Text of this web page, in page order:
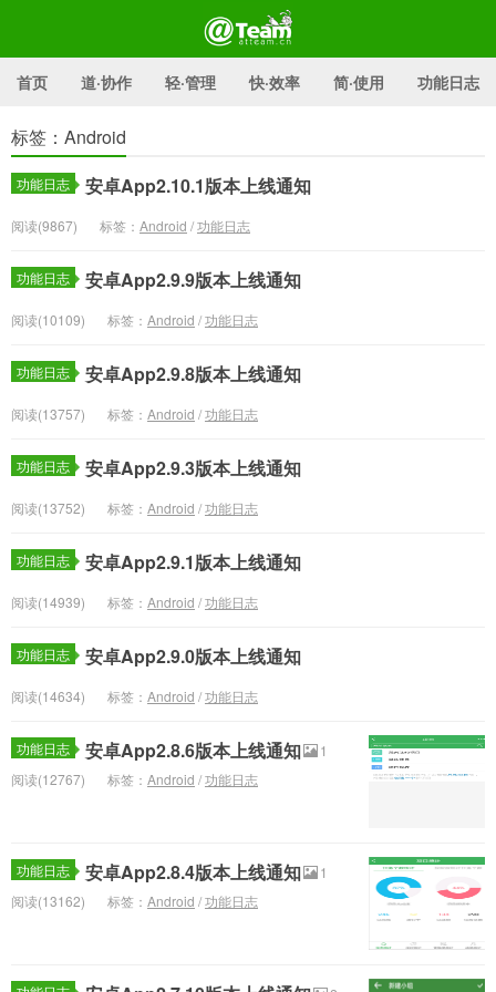
首页 道·协作 轻·管理 快·效率 简·使用 功能日志
标签：Android
功能日志 安卓App2.10.1版本上线通知
阅读(9867) 标签： Android /功能日志
功能日志 安卓App2.9.9版本上线通知
阅读(10109) 标签： Android /功能日志
功能日志 安卓App2.9.8版本上线通知
阅读(13757) 标签： Android /功能日志
功能日志 安卓App2.9.3版本上线通知
阅读(13752) 标签： Android /功能日志
功能日志 安卓App2.9.1版本上线通知
阅读(14939) 标签： Android /功能日志
功能日志 安卓App2.9.0版本上线通知
阅读(14634) 标签： Android /功能日志
功能日志 安卓App2.8.6版本上线通知
1
阅读(12767)
标签： Android /功能日志
功能日志 安卓App2.8.4版本上线通知
1
阅读(13162)
标签： Android /功能日志